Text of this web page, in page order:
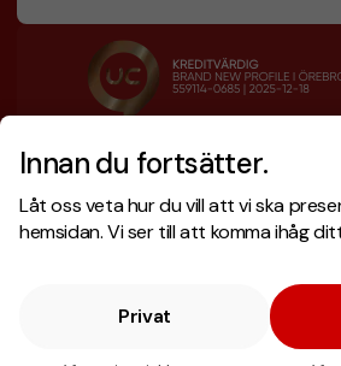
Innan du fortsätter.
Låt oss veta hur du vill att vi ska
hemsidan. Vi ser till att komma ihåg
Privat
Designskiss inom 1 h
Fri offert
Copyright © 2026 . Brand New Profile AB